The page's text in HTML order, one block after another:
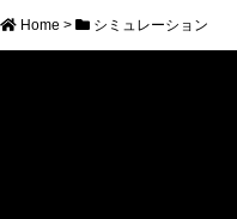
Home > シミュレーション